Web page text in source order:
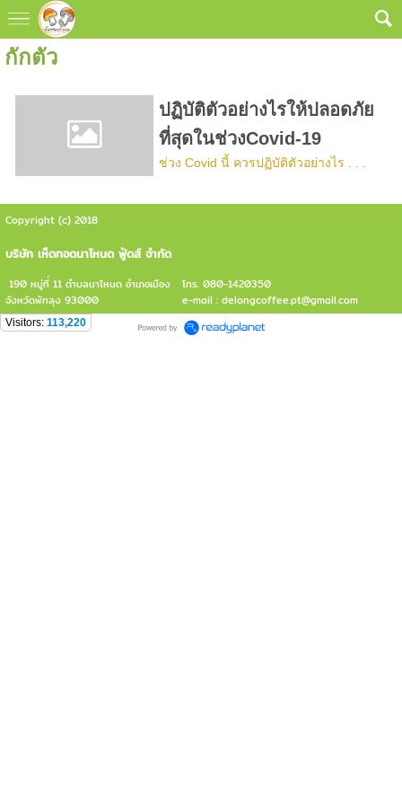
กักตัว
ปฏิบัติตัวอย่างไรให้ปลอดภัย
ที่สุดในช่วงCovid-19
ช่วง Covid นี้ ควรปฏิบัติตัวอย่างไร . . .
Copyright (c) 2018
บริษัท เห็ดทอดนาโหนด ฟู้ดส์ จำกัด
190 หมู่ที่ 11 ตำบลนาโหนด อำเภอเมือง
จังหวัดพัทลุง 93000
โทร. 080-1420350
e-mail : delongcoffee.pt@gmail.com
Visitors: 113,220